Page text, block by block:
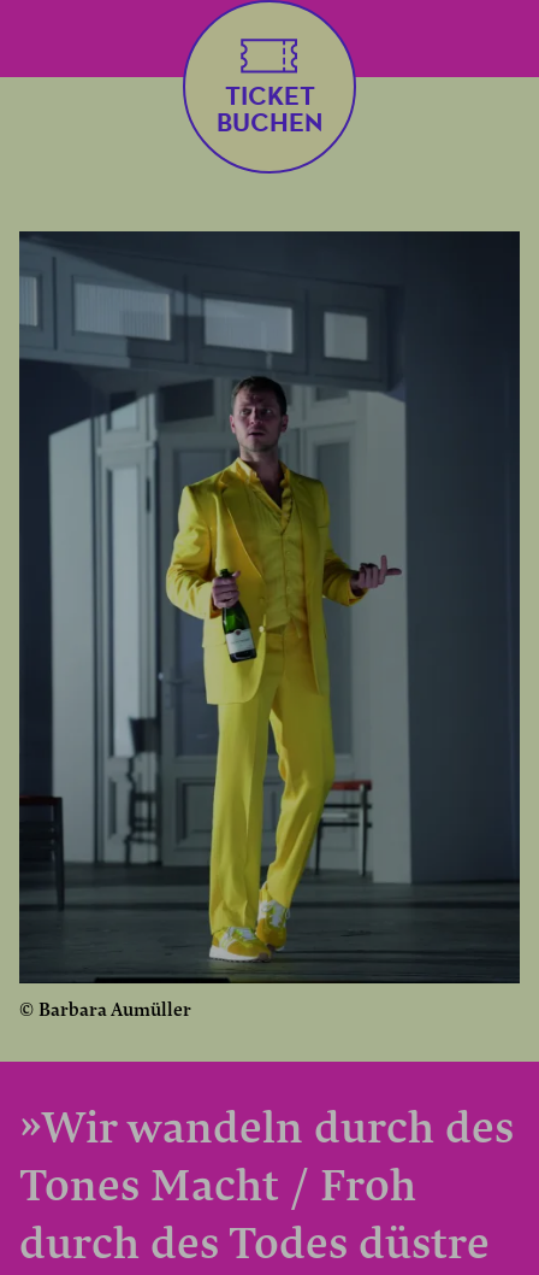
TICKET
BUCHEN
© Barbara Aumüller
»Wir wandeln durch des
Tones Macht / Froh
durch des Todes düstre